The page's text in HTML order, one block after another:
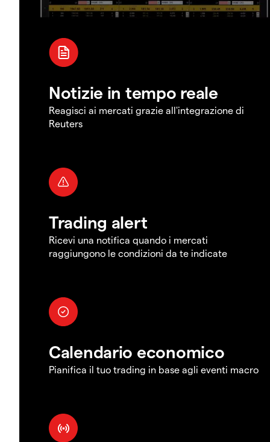
Notizie in tempo reale
Reagisci ai mercati grazie all'integrazione di
Reuters
Trading alert
Ricevi una notifica quando i mercati
raggiungono le condizioni da te indicate
Calendario economico
Pianifica il tuo trading in base agli eventi macro